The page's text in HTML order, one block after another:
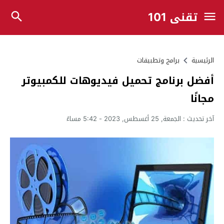
تقني 101
الرئيسية برامج وتطبيقات
أفضل برنامج تحميل فيديوهات للكمبيوتر
مجانًا
آخر تحديث : الجمعة, 25 أغسطس, 2023 - 5:42 مساءً